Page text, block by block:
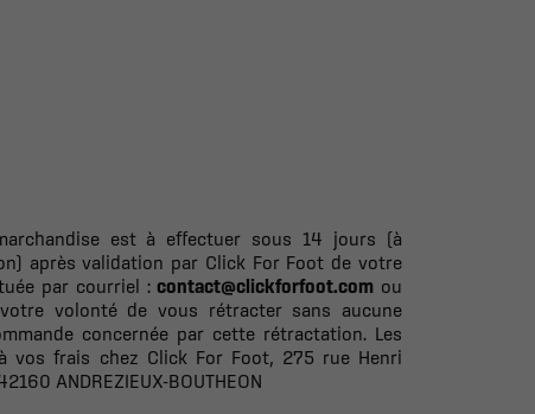
est à effectuer sous 14 jours (à
après validation par Click For Foot de votre
par courriel :contact@clickforfoot.com ou
volonté de vous rétracter sans aucune
concernée par cette rétractation. Les
vos frais chez Click For Foot, 275 rue Henri
ANDREZIEUX-BOUTHEON